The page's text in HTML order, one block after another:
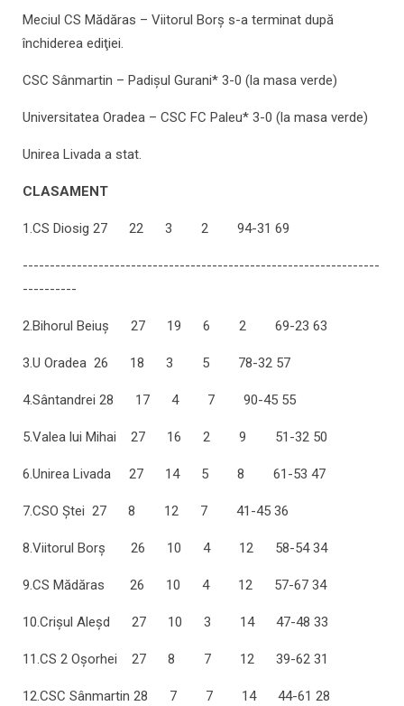
Meciul CS Mădăras – Viitorul Borş s-a terminat după
închiderea ediţiei.
CSC Sânmartin – Padişul Gurani* 3-0 (la masa verde)
Universitatea Oradea – CSC FC Paleu* 3-0 (la masa verde)
Unirea Livada a stat.
CLASAMENT
1.CS Diosig 27 22 3 2 94-31 69
------------------------------------------------------------------
----------
2.Bihorul Beiuş 27 19 6 2 69-23 63
3.U Oradea 26 18 3 5 78-32 57
4.Sântandrei 28 17 4 7 90-45 55
5.Valea lui Mihai 27 16 2 9 51-32 50
6.Unirea Livada 27 14 5 8 61-53 47
7.CSO Ştei 27 8 12 7 41-45 36
8.Viitorul Borş 26 10 4 12 58-54 34
9.CS Mădăras 26 10 4 12 57-67 34
10.Crişul Aleşd 27 10 3 14 47-48 33
11.CS 2 Oşorhei 27 8 7 12 39-62 31
12.CSC Sânmartin 28 7 7 14 44-61 28